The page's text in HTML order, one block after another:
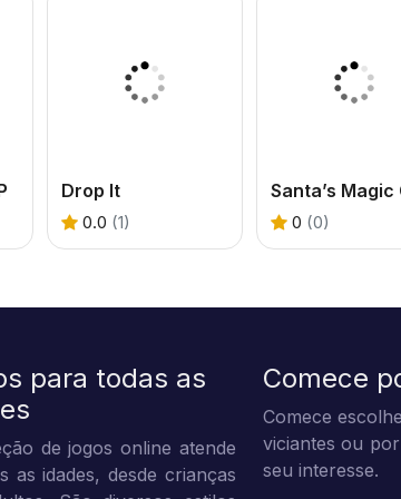
Drop It
0.0 (1) 0 (0)
para todas as
de jogos online atende
as idades, desde crianças
Comece
Comece
viciantes ou
seu interesse.